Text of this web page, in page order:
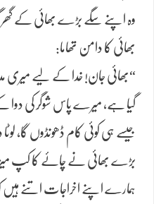
وہ اپنے سگے بڑے بھائی کے گھر
بھائی کا دامن تھاما:
“بھائی جان! خدا کے لیے میری
گیا ہے، میرے پاس شوگر کی دوا
جیسے ہی کوئی کام ڈھونڈوں گا،
بڑے بھائی نے چائے کا کپ میز
ہمارے اپنے اخراجات اتنے ہیں کہ